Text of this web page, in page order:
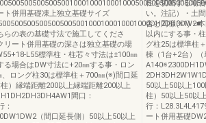
ト併用基礎凍上独立基礎サイズ
らの表の基礎寸法で施工してくださ
リート併用基礎の深さは独立基礎の場
L55標準柱・柱芯々寸法は±100㎜
る場合はDW寸法に+20㎜する事・ロン
ロング柱30は標準柱＋700㎜(※)間口延
）縁端距離200以上縁端距離200以上
間口：
：
（間口延長側）50以上50以上
柱を切断する場
い。注記）・土
合と同様(※1)・
以内にする事・
グ柱25は標準柱
棟（1台+2台）
50以上50以上
柱）50以上50以
行：
ート併用基礎